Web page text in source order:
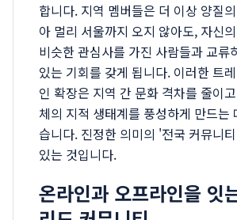
합니다. 지역 멤버들은 더 이상 양질
아 멀리 서울까지 오지 않아도, 자신
비슷한 관심사를 가진 사람들과 교류
있는 기회를 갖게 됩니다. 이러한 트
인 확장은 지역 간 문화 격차를 줄이
체의 지적 생태계를 풍성하게 만드는
습니다. 진정한 의미의 '전국 커뮤니
있는 것입니다.
온라인과 오프라인을 잇